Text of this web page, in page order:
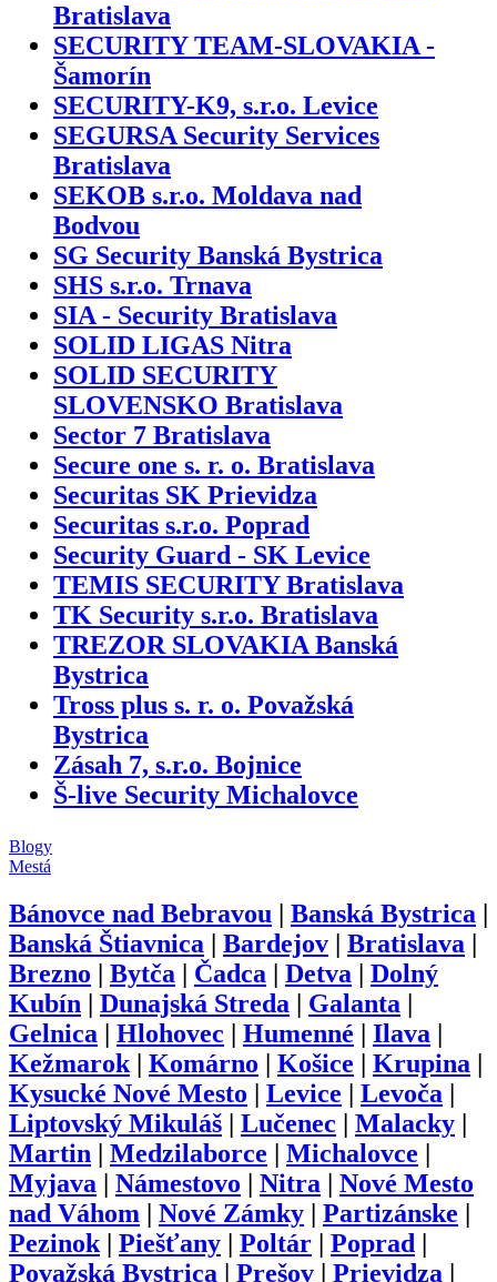
Bratislava
SECURITY TEAM-SLOVAKIA -
Šamorín
SECURITY-K9, s.r.o. Levice
SEGURSA Security Services
Bratislava
SEKOB s.r.o. Moldava nad
Bodvou
SG Security Banská Bystrica
SHS s.r.o. Trnava
SIA - Security Bratislava
SOLID LIGAS Nitra
SOLID SECURITY
SLOVENSKO Bratislava
Sector 7 Bratislava
Secure one s. r. o. Bratislava
Securitas SK Prievidza
Securitas s.r.o. Poprad
Security Guard - SK Levice
TEMIS SECURITY Bratislava
TK Security s.r.o. Bratislava
TREZOR SLOVAKIA Banská
Bystrica
Tross plus s. r. o. Považská
Bystrica
Zásah 7, s.r.o. Bojnice
Š-live Security Michalovce
Blogy
Mestá
Bánovce nad Bebravou | Banská Bystrica |
Banská Štiavnica | Bardejov | Bratislava |
Brezno | Bytča | Čadca | Detva | Dolný
Kubín | Dunajská Streda | Galanta |
Gelnica | Hlohovec | Humenné | Ilava |
Kežmarok | Komárno | Košice | Krupina |
Kysucké Nové Mesto | Levice | Levoča |
Liptovský Mikuláš | Lučenec | Malacky |
Martin | Medzilaborce | Michalovce |
Myjava | Námestovo | Nitra | Nové Mesto
nad Váhom | Nové Zámky | Partizánske |
Pezinok | Piešťany | Poltár | Poprad |
Považská Bystrica | Prešov | Prievidza |